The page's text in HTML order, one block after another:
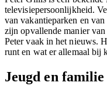
televisiepersoonlijkheid.
van vakantieparken en
zijn opvallende manier
Peter vaak in het nieuws.
runt en wat er allemaal bij
Jeugd en familie